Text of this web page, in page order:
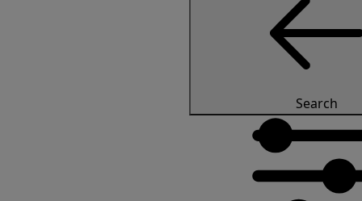
Search